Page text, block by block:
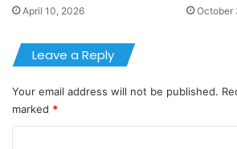
April 10, 2026 October
Leave a Reply
Your email address will not be published.
marked *